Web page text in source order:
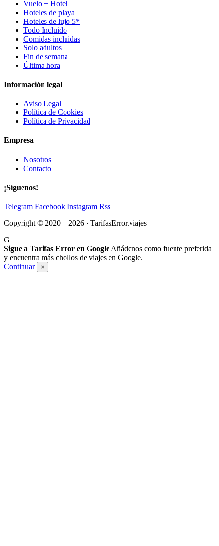
Vuelo + Hotel
Hoteles de playa
Hoteles de lujo 5*
Todo Incluido
Comidas incluidas
Solo adultos
Fin de semana
Última hora
Información legal
Aviso Legal
Política de Cookies
Política de Privacidad
Empresa
Nosotros
Contacto
¡Síguenos!
Telegram Facebook Instagram Rss
Copyright © 2020 – 2026 · TarifasError.viajes
G
Sigue a Tarifas Error en Google Añádenos como fuente preferida
y encuentra más chollos de viajes en Google.
Continuar
×